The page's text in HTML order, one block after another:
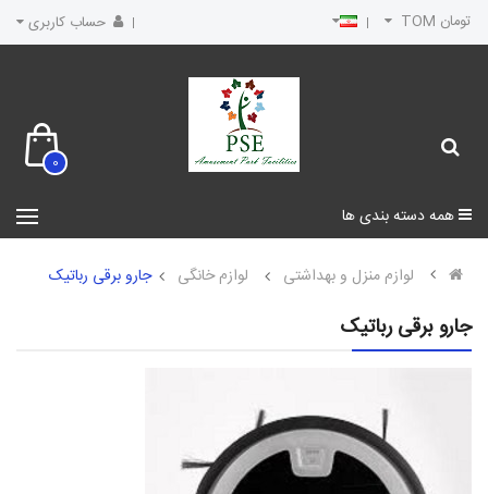
تومان TOM حساب کاربری
0
لوازم منزل و بهداشتی لوازم خانگی جارو برقی رباتیک
جارو برقی رباتیک